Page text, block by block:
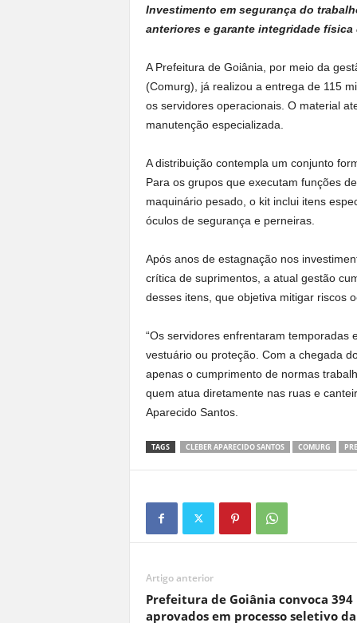
Investimento em segurança do
anteriores e garante integridade
A Prefeitura de Goiânia, por meio da
(Comurg), já realizou a entrega de 115
os servidores operacionais. O material
manutenção especializada.
A distribuição contempla um conjunto
Para os grupos que executam funções
maquinário pesado, o kit inclui itens
óculos de segurança e perneiras.
Após anos de estagnação nos
crítica de suprimentos, a atual gestão
desses itens, que objetiva mitigar riscos
“Os servidores enfrentaram temporadas
vestuário ou proteção. Com a chegada
apenas o cumprimento de normas
quem atua diretamente nas ruas e
Aparecido Santos.
TAGS CLEBER APARECIDO SANTOS COMURG
Artigo anterior
Prefeitura de Goiânia convoca 394
aprovados em processo seletivo da